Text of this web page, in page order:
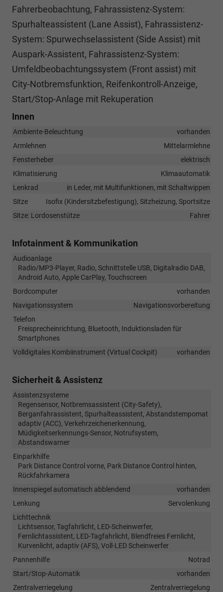
Fahrerbeobachtung, Fahrassistenz-System:
Spurhalteassistent (Lane Assist), Fahrassistenz-
System: Spurwechselassistent (Side Assist) mit
Auspark-Assistent, Fahrassistenz-System:
Umfeldbeobachtungssystem (Front assist) mit
City-Notbremsfunktion, Reifenkontroll-Anzeige,
Start/Stop-Anlage mit Rekuperation
Innen
Ambiente-Beleuchtung
vorhanden
Armlehnen
Mittelarmlehne
Fensterheber
elektrisch
Klimatisierung
Klimaautomatik
Lenkrad
in Leder, mit Multifunktionen, mit Schaltwippen
Sitze
Isofix (Kindersitzbefestigung), Sitzheizung, Sportsitze
Sitze: Lordosenstütze
Fahrer
Infotainment & Kommunikation
Audioanlage
Radio/MP3-Player, Radio, Schnittstelle USB, Digitalradio DAB,
Android Auto, Apple CarPlay, Touchscreen
Bordcomputer
vorhanden
Navigationssystem
Navigationsvorbereitung
Telefon
Freisprecheinrichtung, Bluetooth, Induktionsladen für
Smartphones
Volldigitales Kombiinstrument (Virtual Cockpit)
vorhanden
Sicherheit & Assistenz
Assistenzsysteme
Regensensor, Notbremsassistent (City-Safety),
Berganfahrassistent, Spurhalteassistent, Abstandstempomat
adaptiv (ACC), Verkehrzeichenerkennung,
Müdigkeitserkennungs-Sensor, Notrufsystem,
Abstandswarner
Einparkhilfe
Park Distance Control vorne, Park Distance Control hinten,
Rückfahrkamera
Innenspiegel automatisch abblendend
vorhanden
Lenkung
Servolenkung
Lichttechnik
Lichtsensor, Tagfahrlicht, LED-Scheinwerfer,
Fernlichtassistent, LED-Tagfahrlicht, Blendfreies Fernlicht,
Kurvenlicht, adaptiv (AFS), Voll-LED Scheinwerfer
Pannenhilfe
Notrad
Start/Stop-Automatik
vorhanden
Zentralverriegelung
Zentralverriegelung